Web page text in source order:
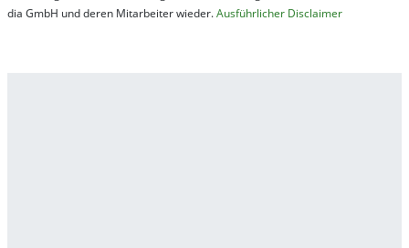
dia GmbH und de­ren Mit­ar­bei­ter wie­der.Aus­führ­lich­er Dis­clai­mer